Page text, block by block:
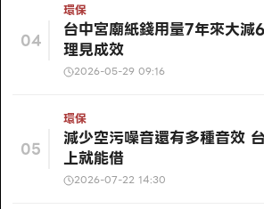
04
環保
台中宮廟紙錢用量7年來大減
理見成效
2026-05-29 09:16
05
環保
減少空污噪音還有多種音效
上就能借
2026-07-22 14:30